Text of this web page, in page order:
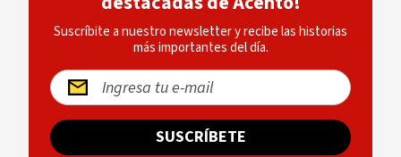
Suscríbite a nuestro newsletter y recibe las historias
más importantes del día.
SUSCRÍBETE